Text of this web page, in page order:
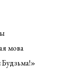
мова